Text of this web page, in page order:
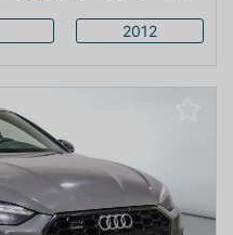
2012